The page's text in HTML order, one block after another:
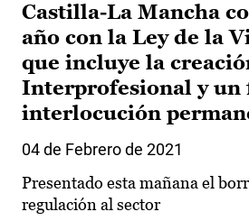
Castilla-La Mancha
año con la Ley de la
que incluye la
Interprofesional y un
interlocución
04 de Febrero de 2021
Presentado esta mañana el
regulación al sector